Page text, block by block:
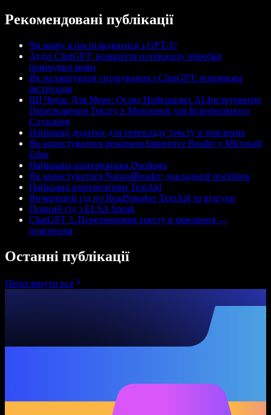
Рекомендовані публікації
Чи можу я поспілкуватися з GPT-3?
Аудіо ChatGPT: розкриття потенціалу обробки
природної мови
Як налаштувати спілкування з ChatGPT: покрокова
інструкція
ШІ Читає Для Мене: Огляд Найкращих AI-Інструментів
Перетворення Тексту в Мовлення для Безперервного
Слухання
Найкращі додатки для перекладу тексту в мовлення
Як користуватися режимом Immersive Reader у Microsoft
Edge
Найкраща альтернатива Duolingo
Як користуватися NaturalReader: докладний посібник
Найкращі альтернативи TextAid
Вичерпний гід по ReadSpeaker TextAid та відгуки
Повний гід з ELSA Speak
ChatGPT 3: Перетворення тексту в мовлення —
пояснення
Останні публікації
Переглянути все